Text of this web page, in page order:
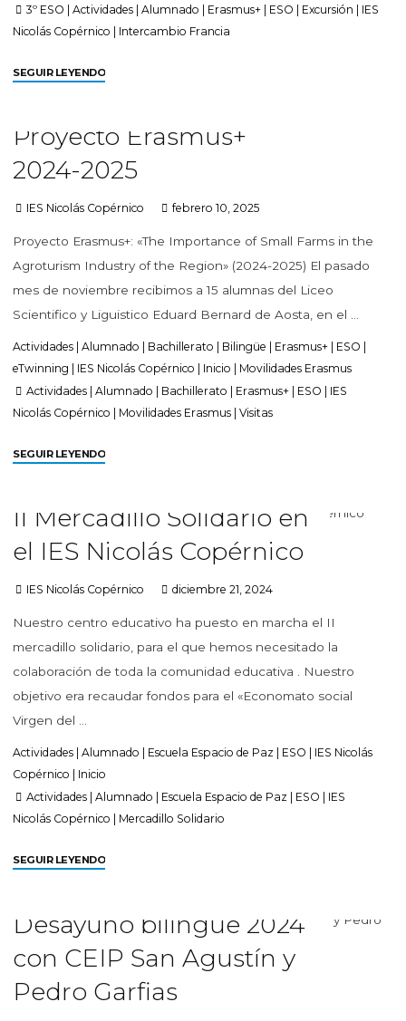
3º ESO |Actividades |Alumnado Erasmus+ ESO Excursión
IES
Nicolás Copérnico
Intercambio Francia
SEGUIR LEYENDO
Proyecto Erasmus+
2024-2025
IES Nicolás Copérnico febrero 10, 2025
Proyecto Erasmus+: «The Importance of Small Farms in the
Agroturism Industry of the Region» (2024-2025) El pasado
mes de noviembre recibimos a 15 alumnas del Liceo
Scientifico y Liguistico Eduard Bernard de Aosta, en el …
Actividades Alumnado Bachillerato Bilingüe Erasmus+ ESO
eTwinning
IES Nicolás Copérnico Inicio
Movilidades Erasmus
Actividades |Alumnado Bachillerato Erasmus+ ESO
IES
Nicolás Copérnico
Movilidades Erasmus |Visitas
SEGUIR LEYENDO
II Mercadillo Solidario en
el IES Nicolás Copérnico
IES Nicolás Copérnico diciembre 21, 2024
Nuestro centro educativo ha puesto en marcha el II
mercadillo solidario, para el que hemos necesitado la
colaboración de toda la comunidad educativa . Nuestro
objetivo era recaudar fondos para el «Economato social
Virgen del …
Actividades Alumnado Escuela Espacio de Paz ESO
IES Nicolás
Copérnico
Inicio
Actividades |Alumnado Escuela Espacio de Paz ESO
IES
Nicolás Copérnico
Mercadillo Solidario
SEGUIR LEYENDO
Desayuno bilingüe 2024
con CEIP San Agustín y
Pedro Garfias